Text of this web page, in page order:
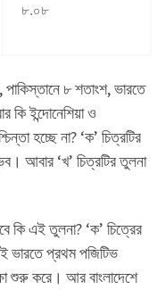
৮.০৮
পাকিস্তানে ৮ শতাংশ, ভারতে
কি ইন্দোনেশিয়া ও
হচ্ছে না? ‘ক’ চিত্রটির
আবার ‘খ’ চিত্রটির তুলনা
কি এই তুলনা? ‘ক’ চিত্রের
ভারতে প্রথম পজিটিভ
শুরু করে। আর বাংলাদেশে